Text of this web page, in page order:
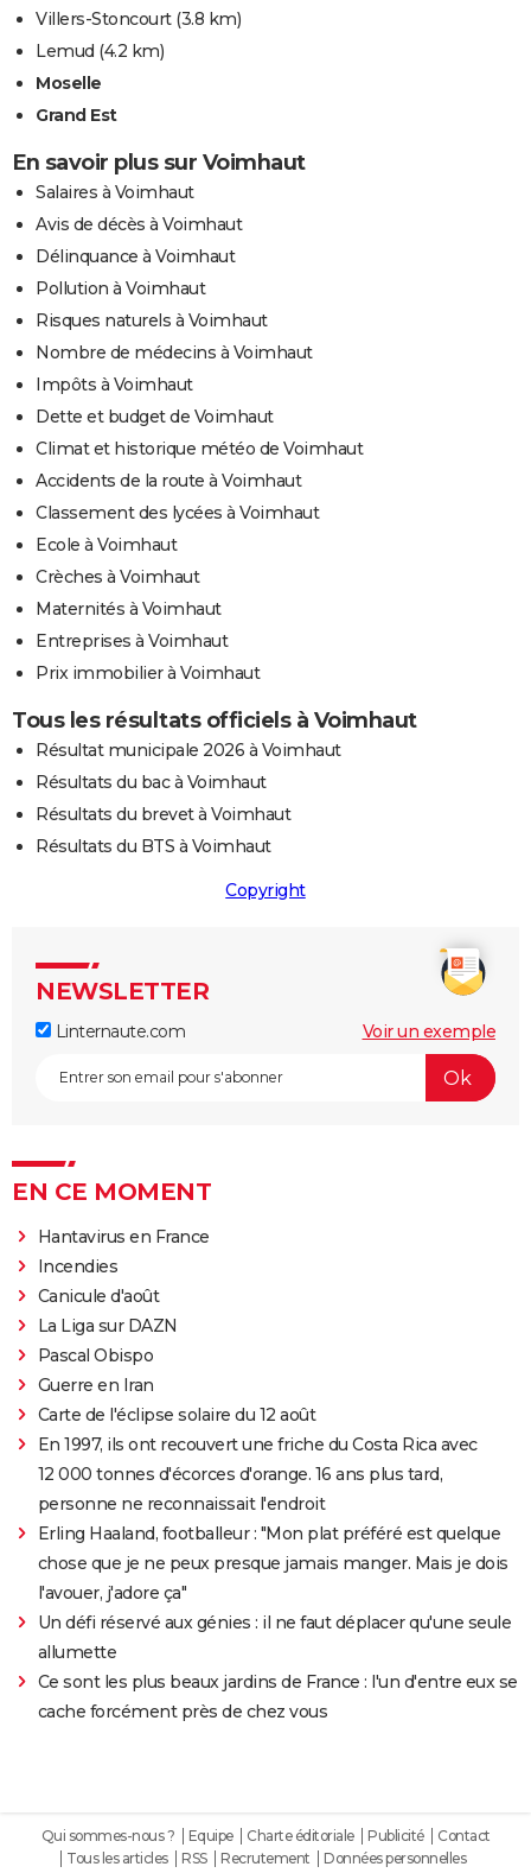
Villers-Stoncourt(3.8 km)
Lemud (4.2 km)
Moselle
Grand Est
En savoir plus sur Voimhaut
Salaires à Voimhaut
Avis de décès à Voimhaut
Délinquance à Voimhaut
Pollution à Voimhaut
Risques naturels à Voimhaut
Nombre de médecins à Voimhaut
Impôts à Voimhaut
Dette et budget de Voimhaut
Climat et historique météo de Voimhaut
Accidents de la route à Voimhaut
Classement des lycées à Voimhaut
Ecole à Voimhaut
Crèches à Voimhaut
Maternités à Voimhaut
Entreprises à Voimhaut
Prix immobilier à Voimhaut
Tous les résultats officiels à Voimhaut
Résultat municipale 2026 à Voimhaut
Résultats du bac à Voimhaut
Résultats du brevet à Voimhaut
Résultats du BTS à Voimhaut
Copyright
NEWSLETTER
Linternaute.com Voir un exemple
EN CE MOMENT
Hantavirus en France
Incendies
Canicule d'août
La Liga sur DAZN
Pascal Obispo
Guerre en Iran
Carte de l'éclipse solaire du 12 août
En 1997, ils ont recouvert une friche du Costa Rica avec
12 000 tonnes d'écorces d'orange. 16 ans plus tard,
personne ne reconnaissait l'endroit
Erling Haaland, footballeur : "Mon plat préféré est quelque
chose que je ne peux presque jamais manger. Mais je dois
l'avouer, j'adore ça"
Un défi réservé aux génies : il ne faut déplacer qu'une seule
allumette
Ce sont les plus beaux jardins de France : l'un d'entre eux se
cache forcément près de chez vous
Qui sommes-nous ? Equipe Charte éditoriale Publicité
Contact
Tous les articles
RSS Recrutement
Données personnelles